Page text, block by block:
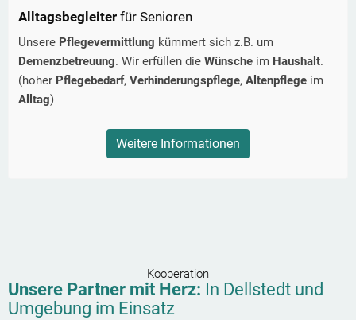
Alltagsbegleiter für Senioren
Unsere Pflegevermittlung kümmert sich z.B. um
Demenzbetreuung. Wir erfüllen die Wünsche im Haushalt.
(hoher Pflegebedarf, Verhinderungspflege, Altenpflege im
Alltag)
Weitere Informationen
Kooperation
Unsere Partner mit Herz: In Dellstedt und
Umgebung im Einsatz